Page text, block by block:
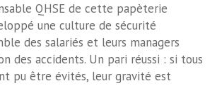
QHSE de cette papèterie
une culture de sécurité
des salariés et leurs managers
des accidents. Un pari réussi : si tous
pu être évités, leur gravité est